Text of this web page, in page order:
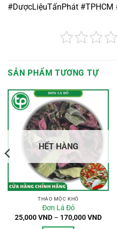
#DượcLiệuTấnPhát
SẢN PHẨM TƯƠNG TỰ
HẾT HÀNG
THẢO MỘC KHÔ
Đơn Lá Đỏ
25,000VND – 170,000VND